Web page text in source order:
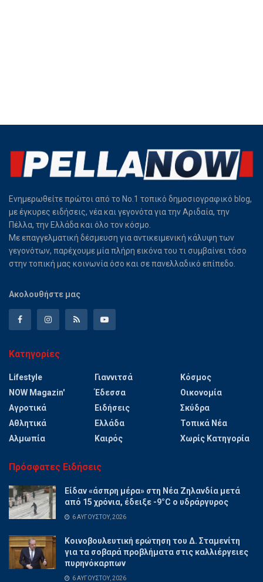
Ενημερωθείτε πρώτοι από το Νο.1 τοπικό δημοσιογραφικό blog,
με έγκυρες ειδήσεις, νέα και γεγονότα για την Αριδαία, την
Πέλλα, την Ελλάδα και όλο τον κόσμο.
Με επαγγελματική δέσμευση για αντικειμενική κάλυψη των
γεγονότων, παρέχουμε μία πλήρη εικόνα του τι συμβαίνει τόσο
στην τοπική μας κοινωνία όσο και σε πανελλαδικό επίπεδο.
Ακολουθήστε μας
Κατηγορίες
Lifestyle
NOW Magazin'
Αγροτικά
Αθλητικά
Αλμωπία
Γιαννιτσά
Έδεσσα
Ειδήσεις
Ελλάδα
Καιρός
Κόσμος
Οικονομία
Σκύδρα
Τοπικά Νέα
Χωρίς Κατηγορία
Πρόσφατες Ειδήσεις
Είδαν «άσπρη μέρα» στη Νέα Ζηλανδία μετά
από 15 χρόνια, έδειξε -9°C ο υδράργυρος
6 ΑΥΓΟΎΣΤΟΥ, 2026
Κοινοβουλευτική ερώτηση του Δ. Σταμενίτη
για τα σοβαρά προβλήματα στις καλλιέργειες
πυρηνόκαρπων
6 ΑΥΓΟΎΣΤΟΥ, 2026